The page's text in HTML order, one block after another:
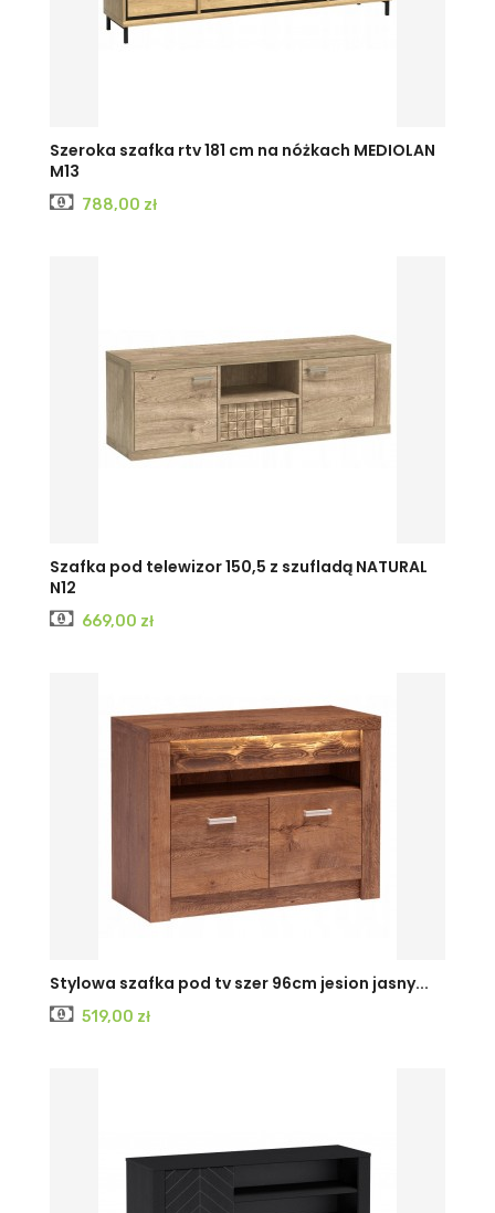
Szeroka szafka rtv 181 cm na nóżkach MEDIOLAN
M13
Cena
788,00 zł
Szafka pod telewizor 150,5 z szufladą NATURAL
N12
Cena
669,00 zł
KRAFTJESIONJESION
Stylowa szafka pod tv szer 96cm jesion jasny...
Cena
519,00 zł